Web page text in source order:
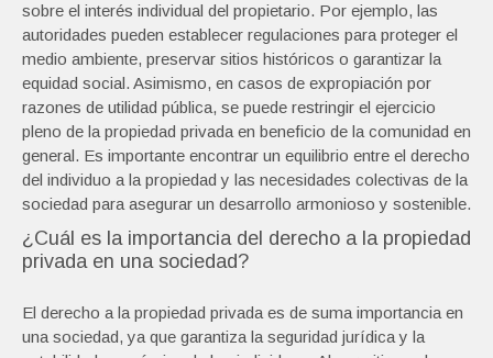
sobre el interés individual del propietario. Por ejemplo, las
autoridades pueden establecer regulaciones para proteger el
medio ambiente, preservar sitios históricos o garantizar la
equidad social. Asimismo, en casos de expropiación por
razones de utilidad pública, se puede restringir el ejercicio
pleno de la propiedad privada en beneficio de la comunidad en
general. Es importante encontrar un equilibrio entre el derecho
del individuo a la propiedad y las necesidades colectivas de la
sociedad para asegurar un desarrollo armonioso y sostenible.
¿Cuál es la importancia del derecho a la propiedad
privada en una sociedad?
El derecho a la propiedad privada es de suma importancia en
una sociedad, ya que garantiza la seguridad jurídica y la